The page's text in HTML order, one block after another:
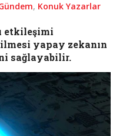
, Konuk Yazarlar
etkileşimi
yapay zekanın
sağlayabilir.